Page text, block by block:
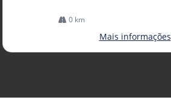
0 km
Mais informações